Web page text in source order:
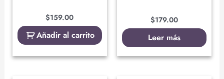
$159.00
Añadir al carrito
$179.00
Leer más